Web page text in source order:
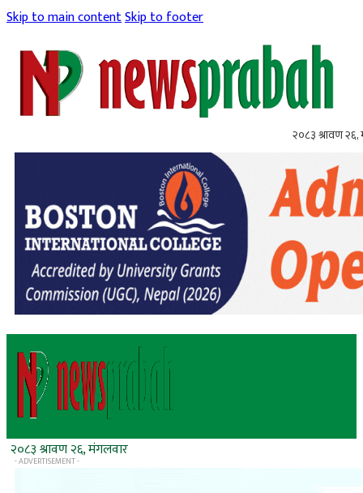
Skip to main contentSkip to footer
२०८३ श्रावण
२०८३ श्रावण २६, मंगलवार
- ADVERTISEMENT -